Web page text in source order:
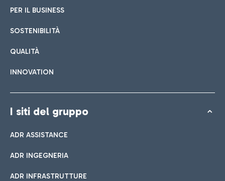
PER IL BUSINESS
SOSTENIBILITÀ
QUALITÀ
INNOVATION
I siti del gruppo
ADR ASSISTANCE
ADR INGEGNERIA
ADR INFRASTRUTTURE